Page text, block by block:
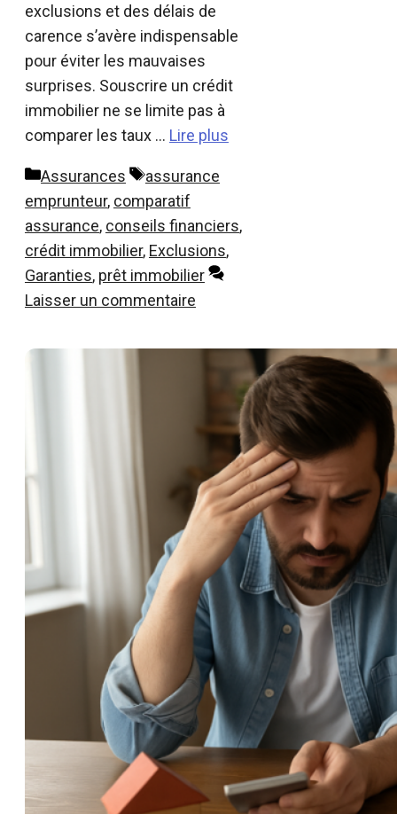
exclusions et des délais de
carence s’avère indispensable
pour éviter les mauvaises
surprises. Souscrire un crédit
immobilier ne se limite pas à
comparer les taux … Lire plus
Catégories
Assurances Étiquettes
assurance
emprunteur, comparatif
assurance, conseils financiers,
crédit immobilier, Exclusions,
Garanties, prêt immobilier
Laisser un commentaire